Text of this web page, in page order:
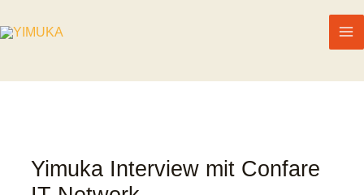
Yimuka Interview mit Confare